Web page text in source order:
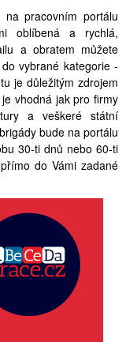
pracovním portálu
oblíbená a rychlá,
a obratem můžete
vybrané kategorie -
je důležitým zdrojem
vhodná jak pro firmy
a veškeré státní
bude na portálu
30-ti dnů nebo 60-ti
do Vámi zadané